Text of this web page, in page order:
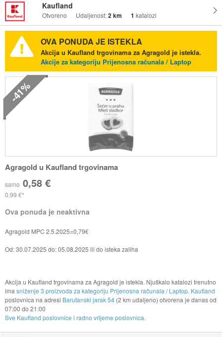
Kaufland
Otvoreno Udaljenost:2 km 1 katalozi
OVA PONUDA JE ISTEKLA
Akcija u Kaufland trgovinama za Agragold je istekla.
Akcije za kategoriju Prijenosna računala / Laptop
-41%
Agragold u Kaufland trgovinama
samo 0,58 €
0,99 €
Ova ponuda je neaktivna
Agragold MPC 2.5.2025=0,79€
Od: 30.07.2025 do: 05.08.2025 ili do isteka zaliha
Akcija u Kaufland trgovinama za Agragold je istekla. Njuškalo katalozi trenutno
ima sniženje 3 proizvoda za kategoriju Prijenosna računala / Laptop. Kaufland
poslovnica na adresi Barutanski jarak 54(2 km udaljeno) otvorena je danas od
07:00 do 21:00
Sve Kaufland poslovnice i radno vrijeme poslovnica.